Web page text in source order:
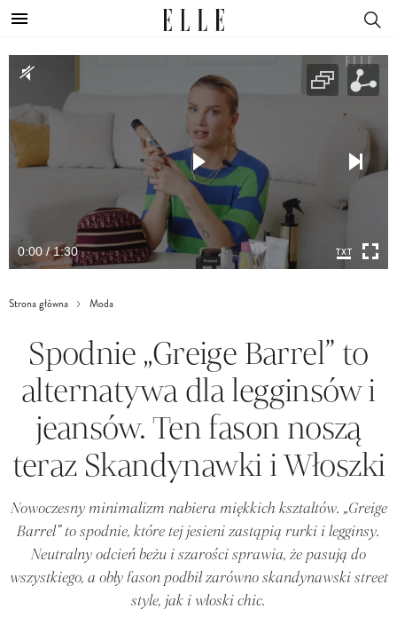
0:00 / 1:30
Strona główna Moda
Spodnie „Greige Barrel” to
alternatywa dla legginsów i
jeansów. Ten fason noszą
teraz Skandynawki i Włoszki
Nowoczesny minimalizm nabiera miękkich kształtów. „Greige
Barrel” to spodnie, które tej jesieni zastąpią rurki i legginsy.
Neutralny odcień beżu i szarości sprawia, że pasują do
wszystkiego, a obły fason podbił zarówno skandynawski street
style, jak i włoski chic.